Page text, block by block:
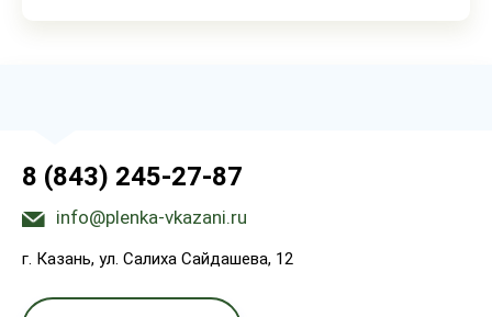
8 (843) 245-27-87
info@plenka-vkazani.ru
г. Казань, ул. Салиха Сайдашева, 12